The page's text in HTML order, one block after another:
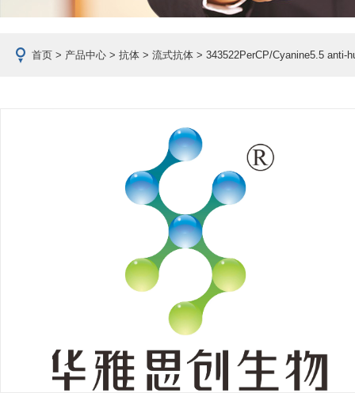
首页 > 产品中心 > 抗体 > 流式抗体 > 343522PerCP/Cyanine5.5 anti-